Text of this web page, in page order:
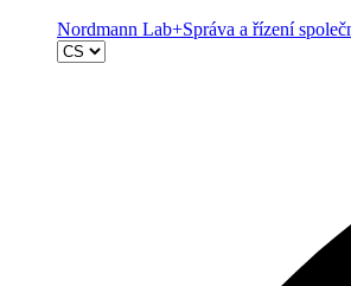
Nordmann Lab+Správa a řízení